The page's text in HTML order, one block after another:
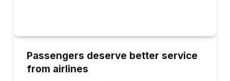
Passengers deserve better service
from airlines